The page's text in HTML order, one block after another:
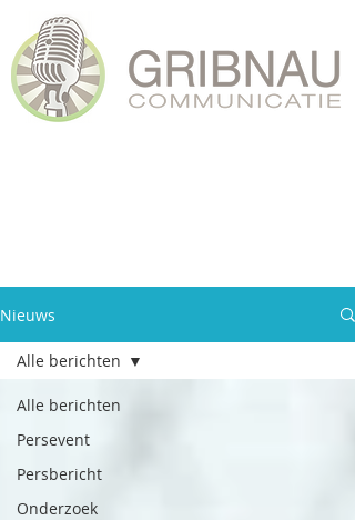
Nieuws
Alle berichten
Persevent
Persbericht
Onderzoek
Alle berichten